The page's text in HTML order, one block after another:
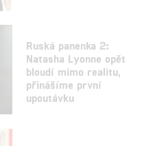
Ruská panenka 2:
Natasha Lyonne opět
bloudí mimo realitu,
přinášíme první
upoutávku